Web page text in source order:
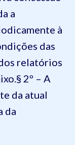
a
à
das
relatórios
2º – A
da atual
da